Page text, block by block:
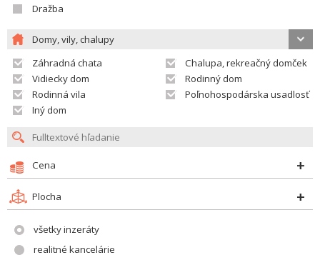
Dražba
Domy, vily, chalupy
Záhradná chata
Chalupa, rekreačný domček
Vidiecky dom
Rodinný dom
Rodinná vila
Poľnohospodárska usadlosť
Iný dom
Cena
Plocha
všetky inzeráty
realitné kancelárie